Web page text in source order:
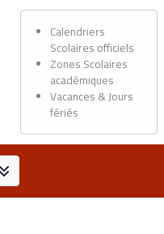
Calendriers
Scolaires officiels
Zones Scolaires
académiques
Vacances & Jours
fériés